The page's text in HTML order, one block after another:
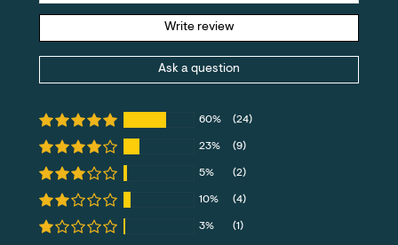
Write review
Ask a question
60% (24)
23% (9)
5% (2)
10% (4)
3% (1)